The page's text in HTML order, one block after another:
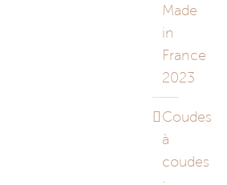
Made
in
France
2023
Coudes
à
coudes